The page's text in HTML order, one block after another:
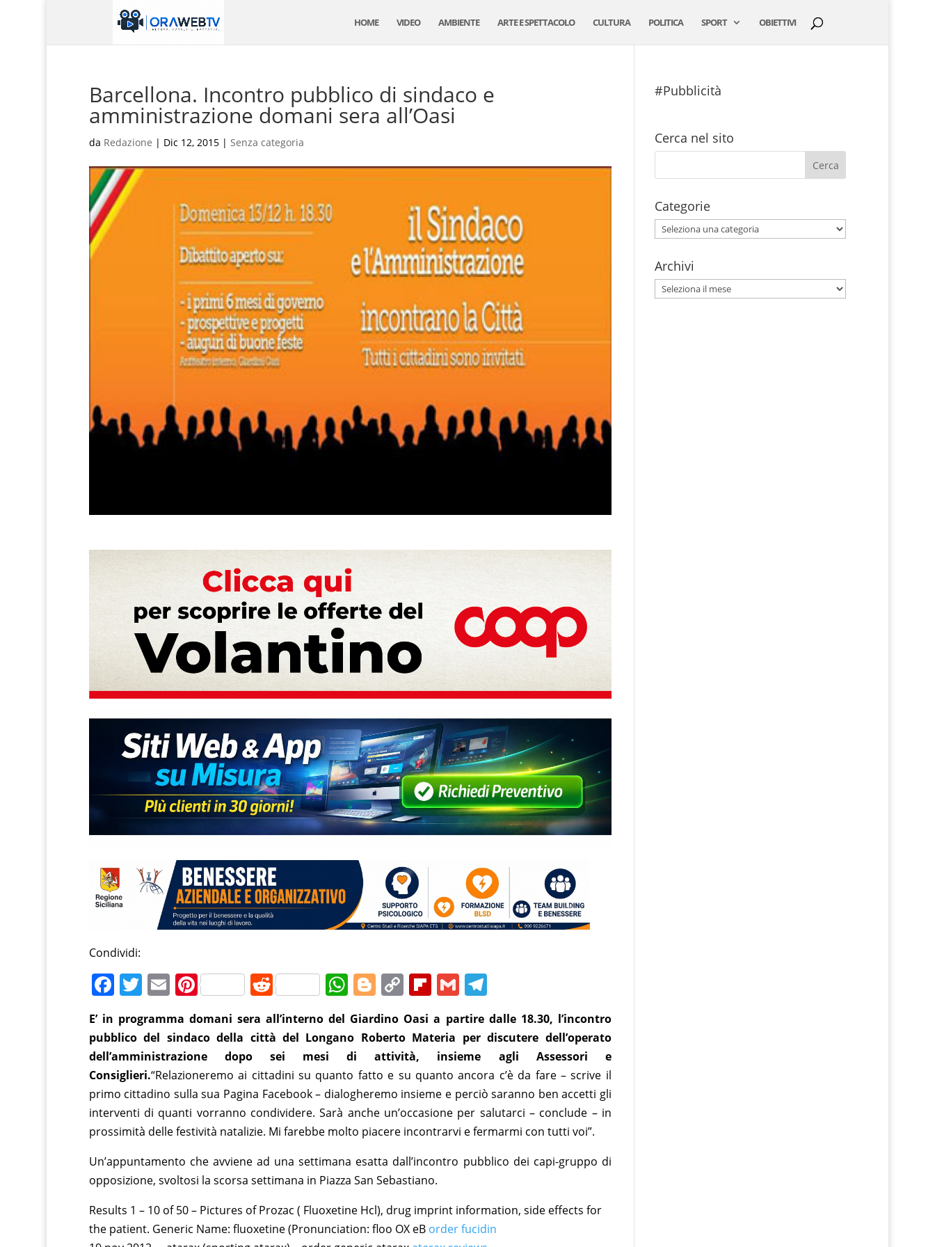
HOME VIDEO AMBIENTE ARTE E SPETTACOLO CULTURA POLITICA SPORT OBIETTIVI
Barcellona. Incontro pubblico di sindaco e
amministrazione domani sera all’Oasi
da Redazione | Dic 12, 2015| Senza categoria
Condividi:
F
c
e
b
o
o
k
T
itt
er
E
ai
l
Pi
er
e
st
R
e
d
di
t
W
h
at
s
A
p
p
Bl
o
g
g
er
C
o
p
y
Li
n
k
Fl
b
o
ar
d
G
m
ai
l
T
el
e
gr
a
m
E’ in programma domani sera all’interno del Giardino Oasi a partire dalle 18.30, l’incontro
pubblico del sindaco della città del Longano Roberto Materia per discutere dell’operato
dell’amministrazione dopo sei mesi di attività, insieme agli Assessori e
Consiglieri.“Relazioneremo ai cittadini su quanto fatto e su quanto ancora c’è da fare – scrive il
primo cittadino sulla sua Pagina Facebook – dialogheremo insieme e perciò saranno ben accetti gli
interventi di quanti vorranno condividere. Sarà anche un’occasione per salutarci – conclude – in
prossimità delle festività natalizie. Mi farebbe molto piacere incontrarvi e fermarmi con tutti voi”.
Un’appuntamento che avviene ad una settimana esatta dall’incontro pubblico dei capi-gruppo di
opposizione, svoltosi la scorsa settimana in Piazza San Sebastiano.
Results 1 – 10 of 50 – Pictures of Prozac ( Fluoxetine Hcl), drug imprint information, side effects for
the patient. Generic Name: fluoxetine (Pronunciation: floo OX eВ order fucidin
#Pubblicità
Cerca nel sito
Categorie
Categorie
Archivi
Archivi